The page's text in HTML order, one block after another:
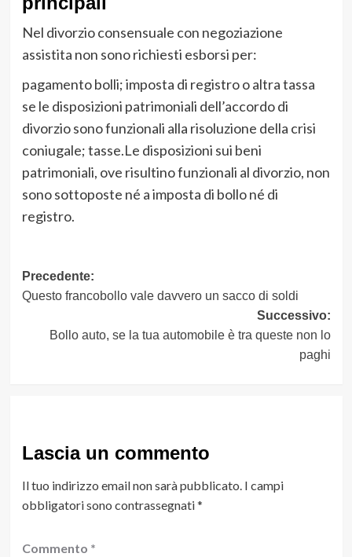
Nel divorzio consensuale con negoziazione
assistita non sono richiesti esborsi per:
pagamento bolli; imposta di registro o altra tassa
se le disposizioni patrimoniali dell’accordo di
divorzio sono funzionali alla risoluzione della crisi
coniugale; tasse.Le disposizioni sui beni
patrimoniali, ove risultino funzionali al divorzio, non
sono sottoposte né a imposta di bollo né di
registro.
Navigazione
articolo
Precedente:
Questo francobollo vale davvero un sacco di soldi
Successivo:
Bollo auto, se la tua automobile è tra queste non lo
paghi
Lascia un commento
Il tuo indirizzo email non sarà pubblicato. I campi
obbligatori sono contrassegnati*
Commento *